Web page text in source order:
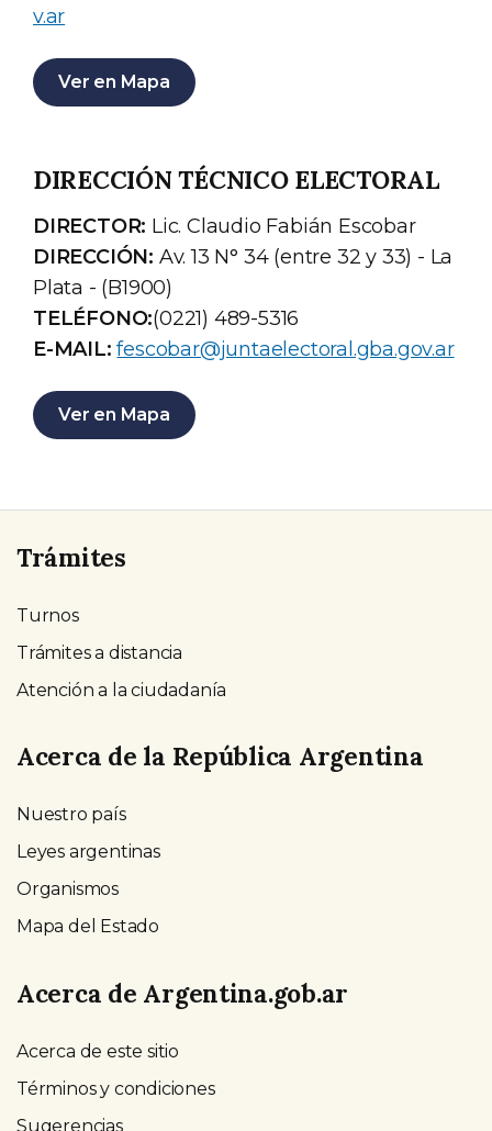
v.ar
Ver en Mapa
DIRECCIÓN TÉCNICO ELECTORAL
DIRECTOR: Lic. Claudio Fabián Escobar
DIRECCIÓN: Av. 13 N° 34 (entre 32 y 33) - La
Plata - (B1900)
TELÉFONO:(0221) 489-5316
E-MAIL: fescobar@juntaelectoral.gba.gov.ar
Ver en Mapa
Trámites
Turnos
Trámites a distancia
Atención a la ciudadanía
Acerca de la República Argentina
Nuestro país
Leyes argentinas
Organismos
Mapa del Estado
Acerca de Argentina.gob.ar
Acerca de este sitio
Términos y condiciones
Sugerencias